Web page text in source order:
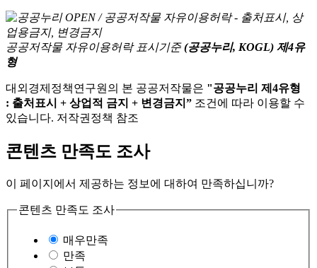
공공저작물 자유이용허락 표시기준 (공공누리, KOGL) 제4유
형
대외경제정책연구원의 본 공공저작물은 "공공누리 제4유형
: 출처표시 + 상업적 금지 + 변경금지” 조건에 따라 이용할 수
있습니다. 저작권정책 참조
콘텐츠 만족도 조사
이 페이지에서 제공하는 정보에 대하여 만족하십니까?
콘텐츠 만족도 조사
매우만족
만족